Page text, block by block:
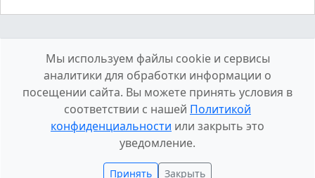
Мы используем файлы cookie и сервисы
аналитики для обработки информации о
посещении сайта. Вы можете принять условия в
соответствии с нашей Политикой
конфиденциальности или закрыть это
уведомление.
Принять Закрыть
О сайте Конфиденциальность
2026 © HDHai